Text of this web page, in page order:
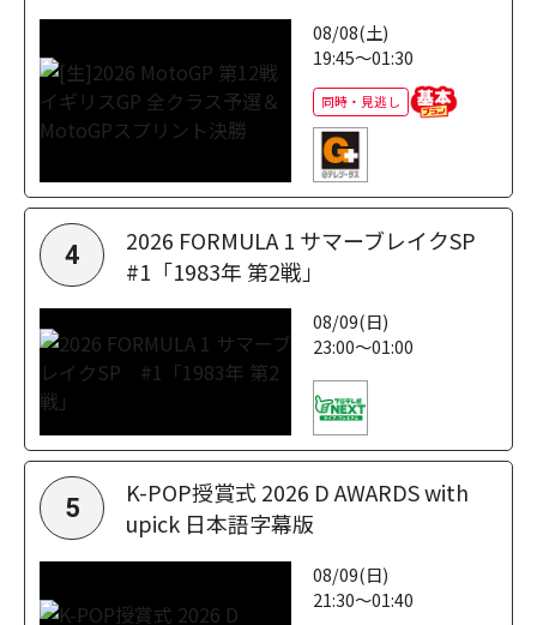
08/08(土)
19:45～01:30
同時・見逃し
4
2026 FORMULA 1 サマーブレイクSP
#1「1983年 第2戦」
08/09(日)
23:00～01:00
5
K-POP授賞式 2026 D AWARDS with
upick 日本語字幕版
08/09(日)
21:30～01:40